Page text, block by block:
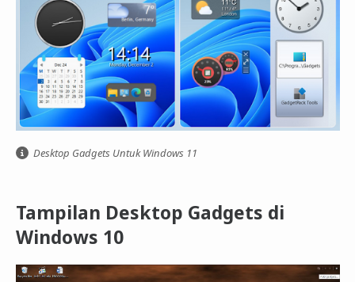
Desktop Gadgets Untuk Windows 11
Tampilan Desktop Gadgets di
Windows 10